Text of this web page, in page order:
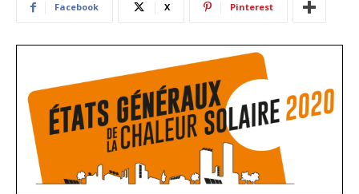
Facebook X Pinterest